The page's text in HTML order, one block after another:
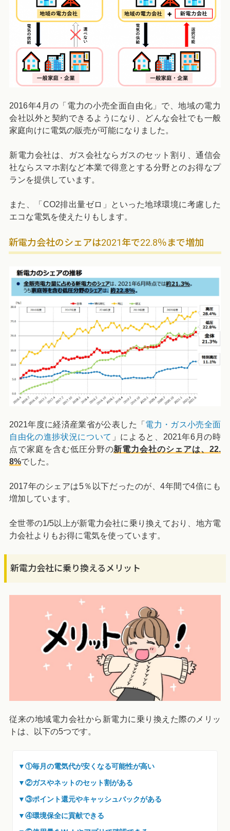
2016年4月の「電力の小売全面自由化」で、地域の電力
会社以外と契約できるようになり、どんな会社でも一般
家庭向けに電気の販売が可能になりました。
新電力会社は、ガス会社ならガスのセット割り、通信会
社ならスマホ割など本業で得意とする分野とのお得なプ
ランを提供しています。
また、「CO2排出量ゼロ」といった地球環境に考慮した
エコな電気を使えたりもします。
新電力会社のシェアは2021年で22.8％まで増加
2021年度に経済産業省が公表した「 電力・ガス小売全面
自由化の進捗状況について 」によると、2021年6月の時
点で家庭を含む低圧分野の新電力会社のシェアは、22.
8%でした。
2017年のシェアは5％以下だったのが、4年間で4倍にも
増加しています。
全世帯の1/5以上が新電力会社に乗り換えており、地方電
力会社よりもお得に電気を使っています。
新電力会社に乗り換えるメリット
従来の地域電力会社から新電力に乗り換えた際のメリッ
トは、以下の5つです。
▼①毎月の電気代が安くなる可能性が高い
▼②ガスやネットのセット割がある
▼③ポイント還元やキャッシュバックがある
▼④環境保全に貢献できる